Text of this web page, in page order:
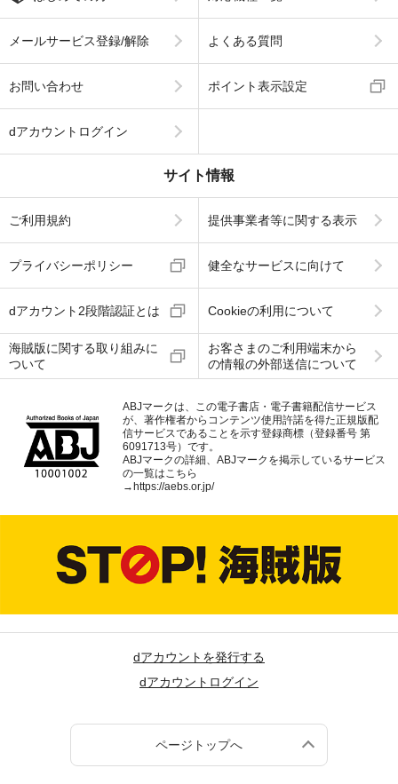
メールサービス登録/解除 よくある質問
お問い合わせ ポイント表示設定
dアカウントログイン
サイト情報
ご利用規約 提供事業者等に関する表示
プライバシーポリシー 健全なサービスに向けて
dアカウント2段階認証とは Cookieの利用について
海賊版に関する取り組みに
ついて
お客さまのご利用端末から
の情報の外部送信について
ABJマークは、この電子書店・電子書籍配信サービス
が、著作権者からコンテンツ使用許諾を得た正規版配
信サービスであることを示す登録商標（登録番号 第
6091713号）です。
ABJマークの詳細、ABJマークを掲示しているサービス
の一覧はこちら
→https://aebs.or.jp/
dアカウントを発行する
dアカウントログイン
ページトップへ